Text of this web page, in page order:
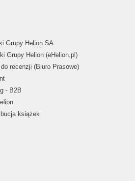
Grupy Helion SA
Grupy Helion (eHelion.pl)
recenzji (Biuro Prasowe)
- B2B
książek